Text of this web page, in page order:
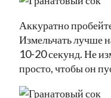
Аккуратно
Измельчать лучше
10-20 секунд. Не
просто, чтобы он